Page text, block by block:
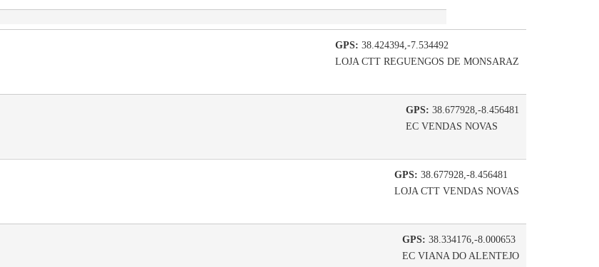
GPS: 38.424394,-7.534492
LOJA CTT REGUENGOS DE MONSARAZ
GPS: 38.677928,-8.456481
EC VENDAS NOVAS
GPS: 38.677928,-8.456481
LOJA CTT VENDAS NOVAS
GPS: 38.334176,-8.000653
EC VIANA DO ALENTEJO